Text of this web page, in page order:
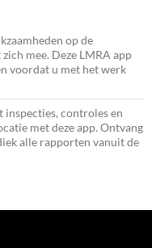
op de
mee. Deze LMRA app
voordat u met het werk
inspecties, controles en
met deze app. Ontvang
alle rapporten vanuit de